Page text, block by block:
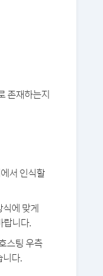
존재하는지
서 인식할
에 맞게
랍니다.
스팅 우측
니다.